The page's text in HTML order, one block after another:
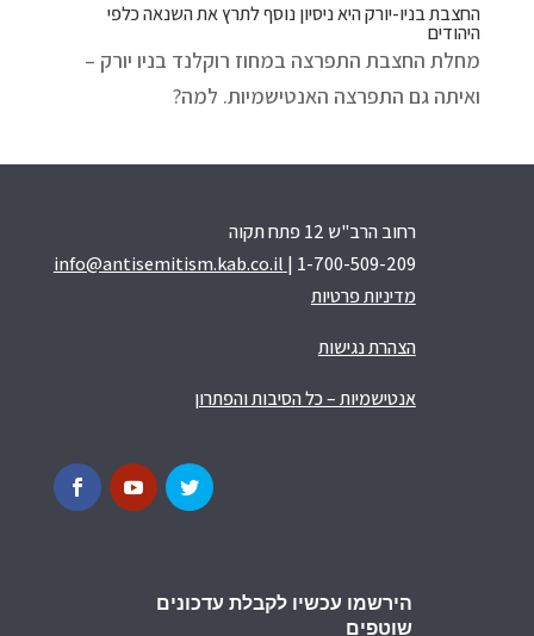
החצבת בניו-יורק היא ניסיון נוסף לתרץ את השנאה כלפי
היהודים
מחלת החצבת התפרצה במחוז רוקלנד בניו יורק –
ואיתה גם התפרצה האנטישמיות. למה?
רחוב הרב"ש 12 פתח תקוה
info@antisemitism.kab.co.il | 1-700-509-209
מדיניות פרטיות
הצהרת נגישות
אנטישמיות – כל הסיבות והפתרון
הירשמו עכשיו לקבלת עדכונים
שוטפים